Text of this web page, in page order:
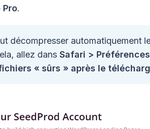
Pro.
décompresser automatiquement
allez dansSafari >
« sûrs » après le